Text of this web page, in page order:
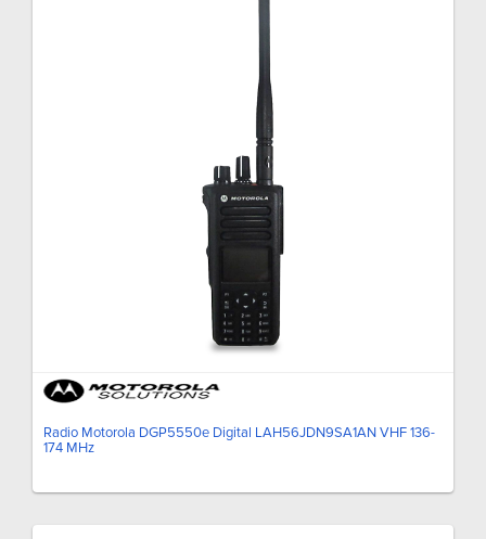
Radio Motorola DGP5550e Digital LAH56JDN9SA1AN VHF 136-
174 MHz